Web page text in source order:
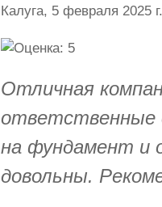
Калуга, 5 февраля 2025 г.
Отличная
ответственные
на фундамент и
довольны.